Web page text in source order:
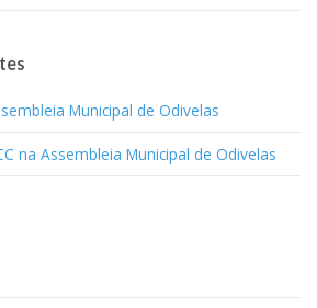
Municipal de Odivelas
na Assembleia Municipal de Odivelas